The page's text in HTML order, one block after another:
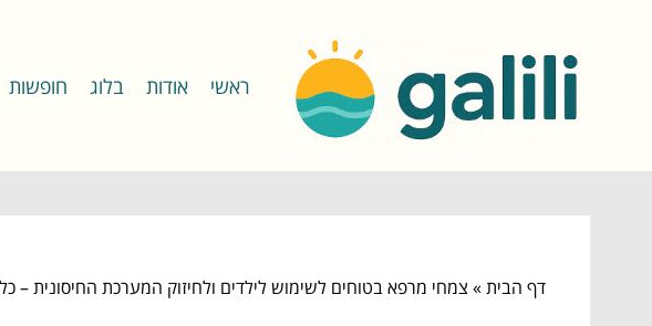
ראשי אודות בלוג חופשות
דף הבית» צמחי מרפא בטוחים לשימוש לילדים ולחיזוק המערכת החיסונית –